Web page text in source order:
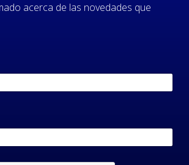
acerca de las novedades que